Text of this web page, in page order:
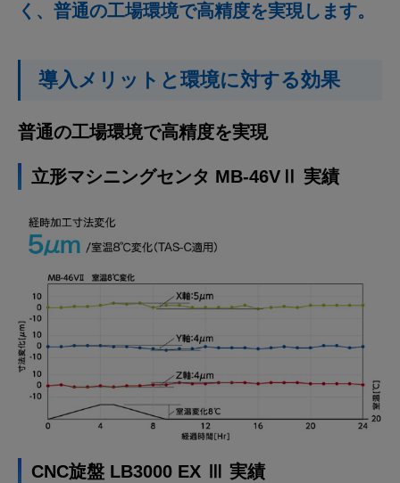
く、普通の工場環境で高精度を実現します。
導入メリットと環境に対する効果
普通の工場環境で高精度を実現
立形マシニングセンタ MB-46VⅡ 実績
CNC旋盤 LB3000 EX Ⅲ 実績